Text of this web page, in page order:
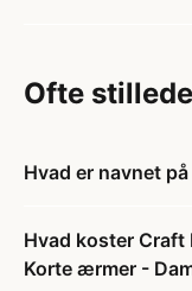
Ofte
Hvad er navnet
Hvad koster Craft
Korte ærmer -